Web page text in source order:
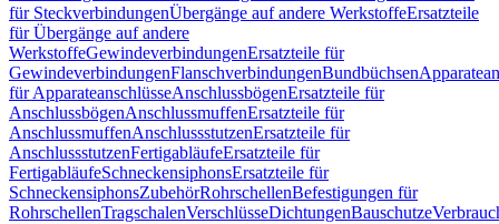
für SteckverbindungenÜbergänge auf andere WerkstoffeErsatzteile
für Übergänge auf andere
WerkstoffeGewindeverbindungenErsatzteile für
GewindeverbindungenFlanschverbindungenBundbüchsen
für ApparateanschlüsseAnschlussbögenErsatzteile für
AnschlussbögenAnschlussmuffenErsatzteile für
AnschlussmuffenAnschlussstutzenErsatzteile für
AnschlussstutzenFertigabläufeErsatzteile für
FertigabläufeSchneckensiphonsErsatzteile für
SchneckensiphonsZubehörRohrschellenBefestigungen für
RohrschellenTragschalenVerschlüsseDichtungenBauschutze